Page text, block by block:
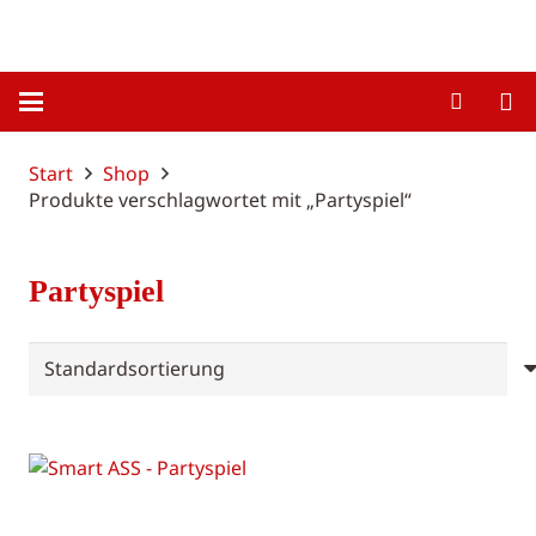
Start
Shop
Produkte verschlagwortet mit „Partyspiel“
Partyspiel